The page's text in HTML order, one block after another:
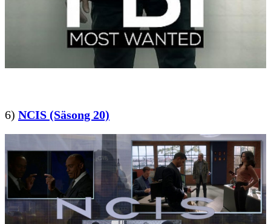
6) NCIS (Säsong 20)